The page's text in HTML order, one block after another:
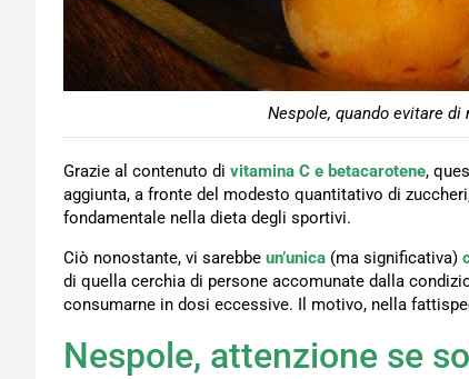
Nespole, quando evitare
Grazie al contenuto di vitamina C e betacarotene,
aggiunta, a fronte del modesto quantitativo di
fondamentale nella dieta degli sportivi.
Ciò nonostante, vi sarebbe un’unica (ma significativa)
di quella cerchia di persone accomunate dalla
consumarne in dosi eccessive. Il motivo, nella
Nespole, attenzione se